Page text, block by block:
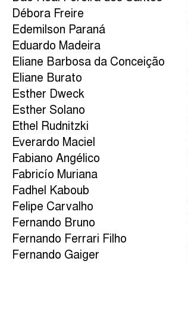
Débora Freire
Edemilson Paraná
Eduardo Madeira
Eliane Barbosa da Conceição
Eliane Burato
Esther Dweck
Esther Solano
Ethel Rudnitzki
Everardo Maciel
Fabiano Angélico
Fabricío Muriana
Fadhel Kaboub
Felipe Carvalho
Fernando Bruno
Fernando Ferrari Filho
Fernando Gaiger